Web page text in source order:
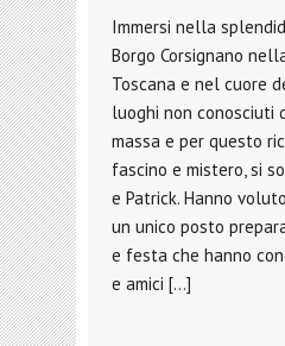
Immersi nella
Borgo Corsignano
Toscana e nel cuore
luoghi non conosciuti
massa e per questo
fascino e mistero, si
e Patrick. Hanno
un unico posto
e festa che hanno
e amici […]